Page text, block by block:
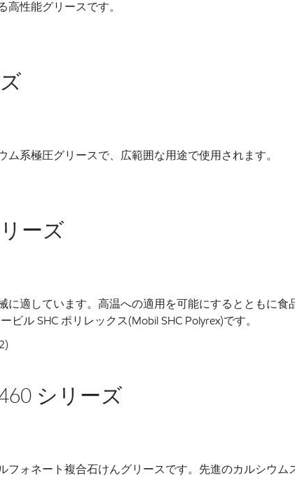
性能グリースです。
系極圧グリースで、広範囲な用途で使用されます。
ーズ
適しています。高温への適用を可能にするとともに食
ル SHC ポリレックス(Mobil SHC Polyrex)です。
シリーズ
ォネート複合石けんグリースです。先進のカルシウム